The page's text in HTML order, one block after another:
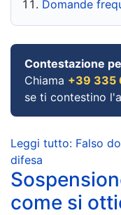
Domande
Contestazione
Chiama +39 335
se ti contestino
Leggi tutto: Falso
difesa
come si